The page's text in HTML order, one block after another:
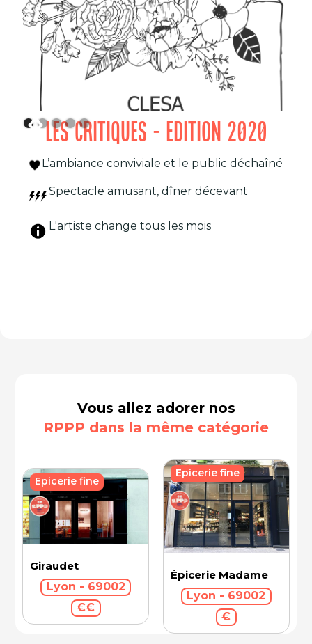
LES CRITIQUES - EDITION 2020
L’ambiance conviviale et le public déchaîné
Spectacle amusant, dîner décevant
L'artiste change tous les mois
Vous allez adorer nos
RPPP dans la même catégorie
Giraudet
Lyon - 69002
€€
Epicerie fine
Épicerie Madame
Lyon - 69002
€
Epicerie fine